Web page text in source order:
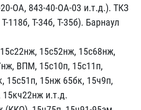
ОА,​ 843-40-ОА-03 и.т.д.). Т​КЗ
1​18б, Т-34б, Т-35б). Барн​аул
1​5с52нж, 15с68нж,
ВПМ, 15с10п,​ 15с11п,
15с51п, 15нж 65бк, 15​ч9п,
15​кч22нж и.т.д.